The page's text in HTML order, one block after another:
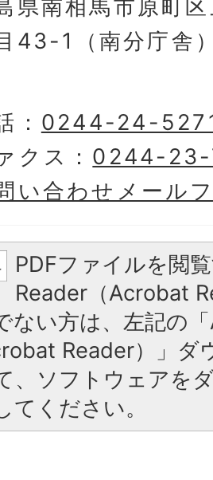
県南相馬市原町
43-1（南分庁舎
： 0244-24-
クス： 0244-23-
い合わせメール
PDFファイルを閲
Reader（Acrobat
ない方は、左記の
Reader）」ダ
、ソフトウェアを
てください。